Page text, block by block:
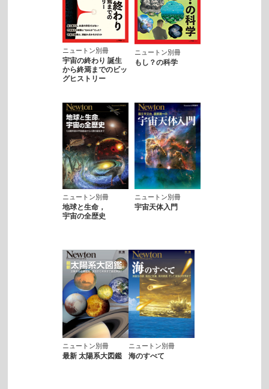
ニュートン別冊
宇宙の終わり 誕生
から終焉までのビッ
グヒストリー
ニュートン別冊
もし？の科学
ニュートン別冊
地球と生命，
宇宙の全歴史
ニュートン別冊
宇宙天体入門
ニュートン別冊
最新 太陽系大図鑑
ニュートン別冊
海のすべて